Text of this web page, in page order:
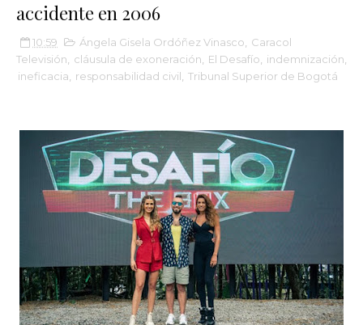
accidente en 2006
10:59 Ángela Gisela Ordóñez Vinasco
Caracol
Televisión
cláusula de exoneración El Desafío indemnización
ineficacia
responsabilidad civil Tribunal Superior de Bogotá